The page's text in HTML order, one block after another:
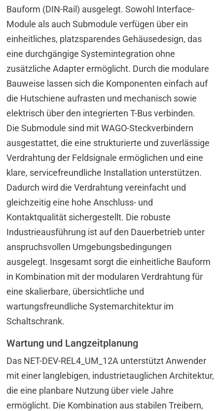
Bauform (DIN-Rail) ausgelegt. Sowohl Interface-
Module als auch Submodule verfügen über ein
einheitliches, platzsparendes Gehäusedesign, das
eine durchgängige Systemintegration ohne
zusätzliche Adapter ermöglicht. Durch die modulare
Bauweise lassen sich die Komponenten einfach auf
die Hutschiene aufrasten und mechanisch sowie
elektrisch über den integrierten T-Bus verbinden.
Die Submodule sind mit WAGO-Steckverbindern
ausgestattet, die eine strukturierte und zuverlässige
Verdrahtung der Feldsignale ermöglichen und eine
klare, servicefreundliche Installation unterstützen.
Dadurch wird die Verdrahtung vereinfacht und
gleichzeitig eine hohe Anschluss- und
Kontaktqualität sichergestellt. Die robuste
Industrieausführung ist auf den Dauerbetrieb unter
anspruchsvollen Umgebungsbedingungen
ausgelegt. Insgesamt sorgt die einheitliche Bauform
in Kombination mit der modularen Verdrahtung für
eine skalierbare, übersichtliche und
wartungsfreundliche Systemarchitektur im
Schaltschrank.
Wartung und Langzeitplanung
Das NET-DEV-REL4_UM_12A unterstützt Anwender
mit einer langlebigen, industrietauglichen Architektur,
die eine planbare Nutzung über viele Jahre
ermöglicht. Die Kombination aus stabilen Treibern,